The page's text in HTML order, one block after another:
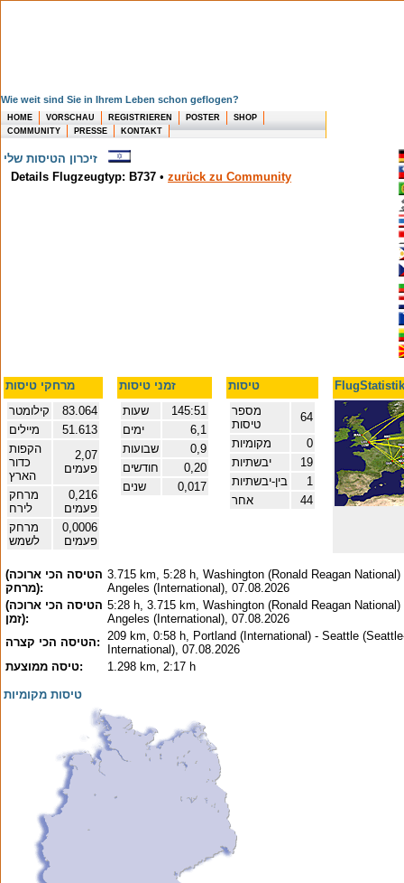
Wie weit sind Sie in Ihrem Leben schon geflogen?
HOME VORSCHAU REGISTRIEREN POSTER
SHOP
COMMUNITY
PRESSE KONTAKT
Details Flugzeugtyp: B737 • zurück zu Community
מרחקי טיסות זמני טיסות
טיסות
קילומטר
83.064
מיילים
51.613
הקפות
כדור
2,07
פעמים
מרחק
לירח
0,216
פעמים
מרחק
לשמש
0,0006
פעמים
145:51
ימים
6,1
שבועות
0,9
חודשים
0,20
שנים
0,017
מספר
טיסות
64
מקומיות
0
19
בין-יבשתיות
1
אחר
44
(הטיסה הכי ארוכה
(מרחק:
3.715 km, 5:28 h, Washington (Ronald Reagan National)
Angeles (International), 07.08.2026
(הטיסה הכי ארוכה
(זמן:
5:28 h, 3.715 km, Washington (Ronald Reagan National)
Angeles (International), 07.08.2026
הטיסה הכי קצרה: 209 km, 0:58 h, Portland (International) - Seattle
International), 07.08.2026
טיסה ממוצעת:
1.298 km, 2:17 h
טיסות מקומיות